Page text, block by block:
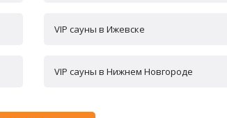
VIP сауны в Ижевске
VIP сауны в Нижнем Новгороде